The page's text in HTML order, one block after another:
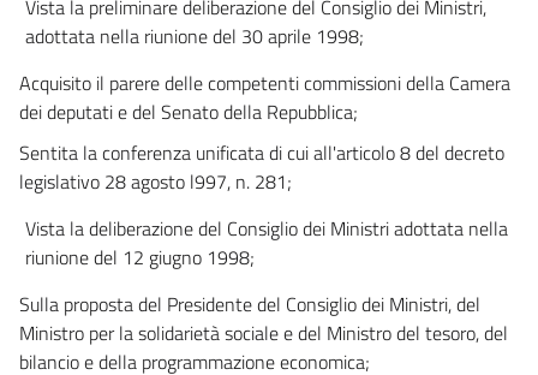
Vista la preliminare deliberazione del Consiglio dei Ministri,
adottata nella riunione del 30 aprile 1998;
Acquisito il parere delle competenti commissioni della Camera
dei deputati e del Senato della Repubblica;
Sentita la conferenza unificata di cui all'articolo 8 del decreto
legislativo 28 agosto l997, n. 281;
Vista la deliberazione del Consiglio dei Ministri adottata nella
riunione del 12 giugno 1998;
Sulla proposta del Presidente del Consiglio dei Ministri, del
Ministro per la solidarietà sociale e del Ministro del tesoro, del
bilancio e della programmazione economica;